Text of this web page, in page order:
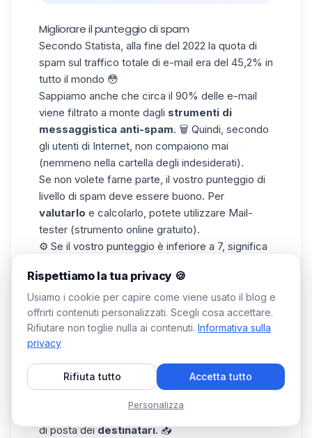
Migliorare il punteggio di spam
Secondo Statista, alla fine del 2022 la quota di
spam sul traffico totale di e-mail era del 45,2% in
tutto il mondo 😳
Sappiamo anche che circa il 90% delle e-mail
viene filtrato a monte dagli strumenti di
messaggistica anti-spam. 🗑️ Quindi, secondo
gli utenti di Internet, non compaiono mai
(nemmeno nella cartella degli indesiderati).
Se non volete farne parte, il vostro punteggio di
livello di spam deve essere buono. Per
valutarlo e calcolarlo, potete utilizzare Mail-
tester (strumento online gratuito).
⚙️ Se il vostro punteggio è inferiore a 7, significa
direttamente nello spam. Dovremo analizzarle e
identificare ciò chenon funziona.🔍
A tal fine, vi consigliamo lo strumento
SendForensics, per valutare il livello di spam
delle e-mail in base a diversi criteri (analisi del
testo, intestazioni e caratteristiche tecniche). 👀
Testate la deliverability delle vostre e-mail
vostri messaggi di essere consegnati alla casella
di posta deidestinatari. 📥
Rispettiamo la tua privacy 🍪
Usiamo i cookie per capire come viene usato il blog e
offrirti contenuti personalizzati. Scegli cosa accettare.
Rifiutare non toglie nulla ai contenuti. Informativa sulla
privacy
Rifiuta tutto Accetta tutto
Personalizza